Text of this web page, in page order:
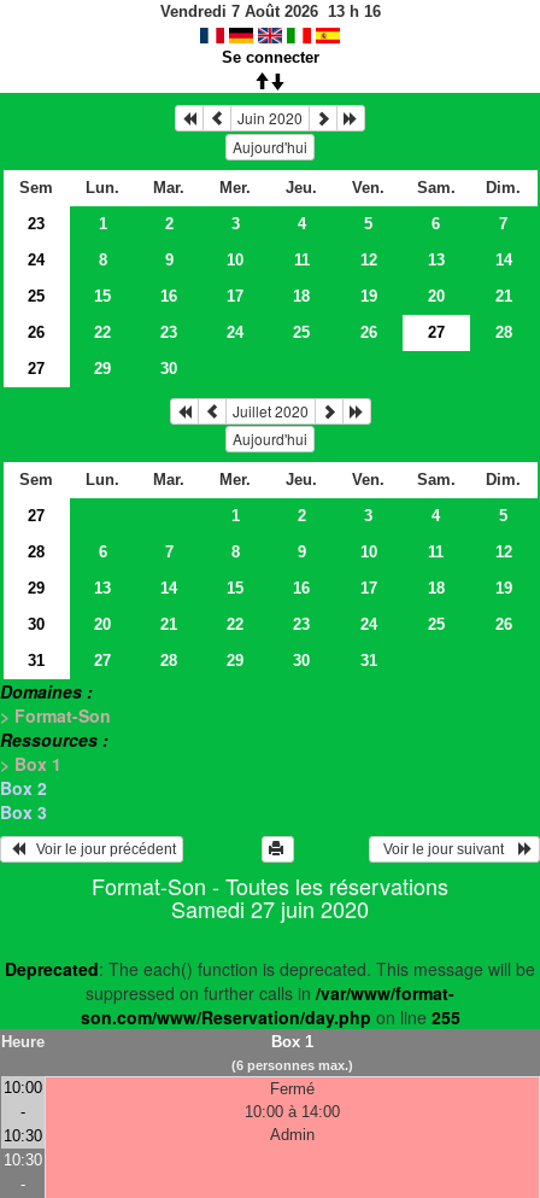
Vendredi 7 Août 2026 13h 16
Se connecter
Juin 2020
Aujourd'hui
Sem Lun. Mar. Mer. Jeu. Ven. Sam.
Dim.
23
1 2 3 4 5 6
7
24
8 9 10 11 12 13
14
25
15 16 17 18 19 20
21
26
22 23 24 25 26 27
28
27
29 30
Juillet 2020
Aujourd'hui
Sem Lun. Mar. Mer. Jeu. Ven. Sam.
Dim.
27
1 2 3 4
5
28
6 7 8 9 10 11
12
29
13 14 15 16 17 18
19
30
20 21 22 23 24 25
26
31
27 28 29 30 31
Domaines :
> Format-Son
Ressources :
> Box 1
Box 2
Box 3
   Voir le jour précédent
  Voir le jour suivant
Format-Son - Toutes les réservations
Samedi 27 juin 2020
Deprecated: The each() function is deprecated. This message will be
suppressed on further calls in /var/www/format-
son.com/www/Reservation/day.php on line 255
Heure Box 1
(6 personnes max.)
10:00
-
10:30
Fermé
10:00 à 14:00
Admin
10:30
-